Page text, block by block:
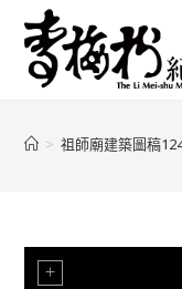
> 祖師廟建築圖稿